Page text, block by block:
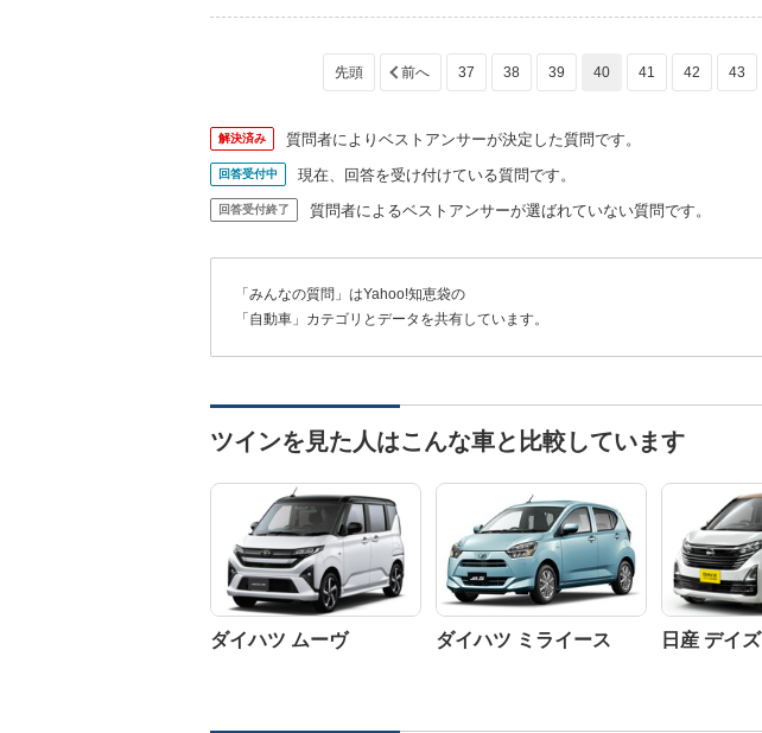
37 38 39 40 41 42 43
解決済み 質問者によりベストアンサーが決定した質問です。
回答受付中 現在、回答を受け付けている質問です。
回答受付終了 質問者によるベストアンサーが選ばれていない質問です。
「みんなの質問」はYahoo!知恵袋の
「自動車」カテゴリとデータを共有しています。
ツインを見た人はこんな車と比較しています
ダイハツ ムーヴ ダイハツ ミライース 日産 デイズ